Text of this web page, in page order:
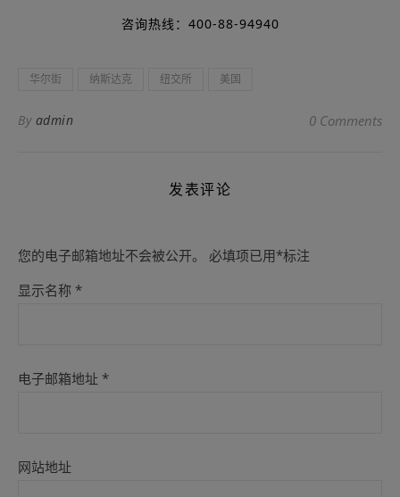
咨询热线：400-88-94940
华尔街 纳斯达克 纽交所 美国
By admin 0 Comments
发表评论
您的电子邮箱地址不会被公开。 必填项已用*标注
显示名称 *
电子邮箱地址 *
网站地址